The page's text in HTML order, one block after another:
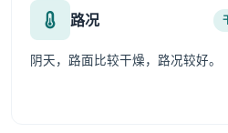
路况
阴天，路面比较干燥，路况较好。